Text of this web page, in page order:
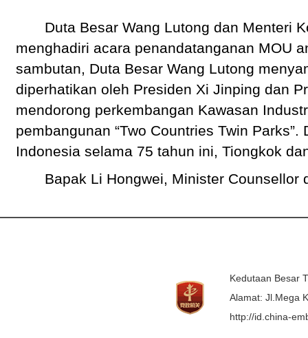
Duta Besar Wang Lutong dan Menteri
menghadiri acara penandatanganan MOU
sambutan, Duta Besar Wang Lutong
diperhatikan oleh Presiden Xi Jinping dan
mendorong perkembangan Kawasan
pembangunan “Two Countries Twin
Indonesia selama 75 tahun ini, Tiongkok
Bapak Li Hongwei, Minister
Kedutaan Besar
Alamat: Jl.Mega
http://id.china-